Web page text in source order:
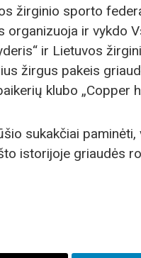
žirginio sporto
organizuoja ir vykdo
ir Lietuvos
žirgus pakeis
klubo „Copper
sukakčiai paminėti,
istorijoje griaudės